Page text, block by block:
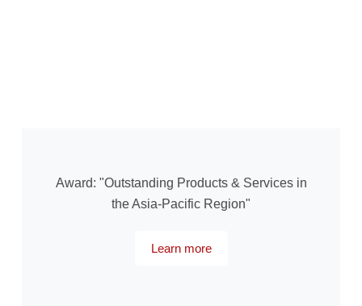
Award: "Outstanding Products & Services in
the Asia-Pacific Region"
Learn more